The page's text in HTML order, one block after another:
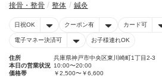
接骨・整骨 整体 鍼灸
日祝OK クーポン有 カード可
電子マネー決済可 お子様連れOK
住所
兵庫県神戸市中央区東川崎町1丁目2-3
本日の営業状況 10:00〜20:00
価格帯
￥2,500〜￥6,600